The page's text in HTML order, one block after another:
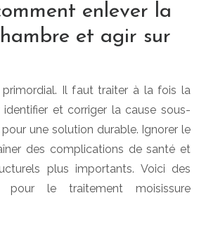
enlever la
et agir sur
Il faut traiter à la fois la
et corriger la cause sous-
pour une solution durable. Ignorer le
des complications de santé et
plus importants. Voici des
pour le traitement moisissure